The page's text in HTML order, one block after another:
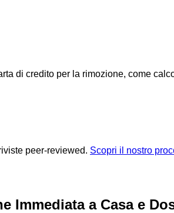
di credito per la rimozione, come
peer-reviewed. Scopri il nostro
Immediata a Casa e